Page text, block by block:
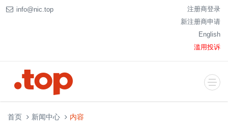
info@nic.top
注册商登录
新注册商申请
English
滥用投诉
首页 新闻中心 内容